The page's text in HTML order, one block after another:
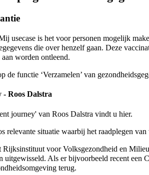
usecase is het voor personen mogelijk
die over henzelf gaan. Deze
worden ontleend.
de functie ‘Verzamelen’ van
Roos Dalstra
journey' van Roos Dalstra vindt u hier.
relevante situatie waarbij het raadplegen
Rijksinstituut voor Volksgezondheid en
uitgewisseld. Als er bijvoorbeeld recent een
terug.